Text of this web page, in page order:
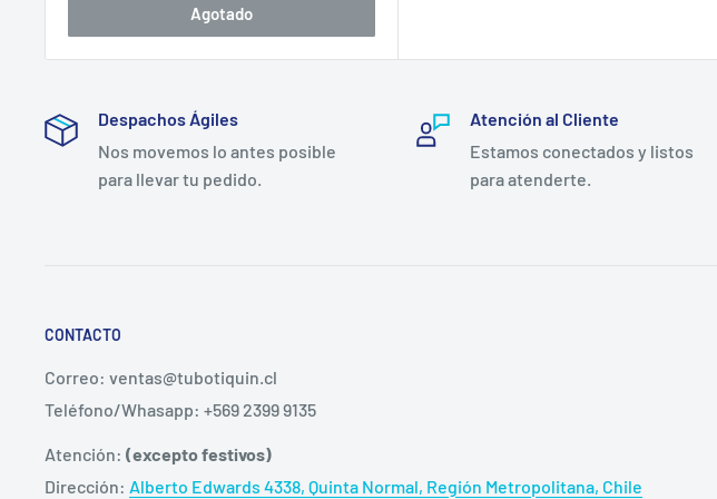
salud y compras institucionales se emite factura y se gestiona despacho a todo
Agotado
Despachos Ágiles
Nos movemos lo antes posible
para llevar tu pedido.
Atención al Cliente
Estamos conectados y listos
para atenderte.
CONTACTO
Correo: ventas@tubotiquin.cl
Teléfono/Whasapp: +569 2399 9135
Atención: (excepto festivos)
Dirección: Alberto Edwards 4338, Quinta Normal, Región Metropolitana, Chile